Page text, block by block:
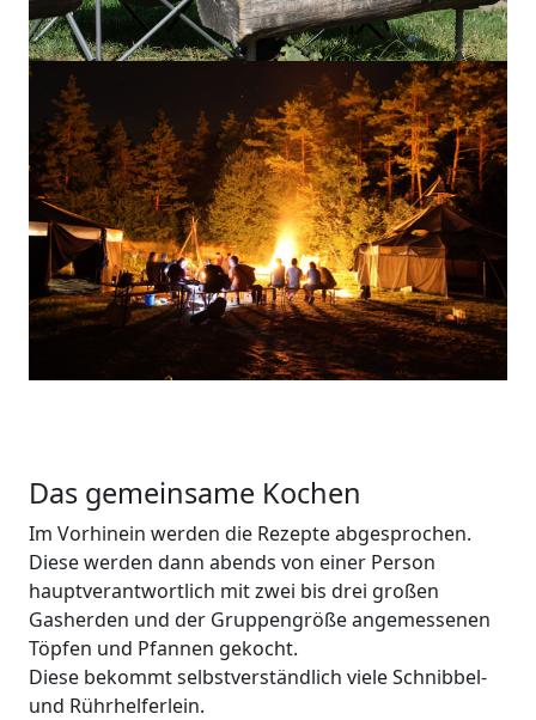
Das gemeinsame Kochen
Im Vorhinein werden die Rezepte abgesprochen.
Diese werden dann abends von einer Person
hauptverantwortlich mit zwei bis drei großen
Gasherden und der Gruppengröße angemessenen
Töpfen und Pfannen gekocht.
Diese bekommt selbstverständlich viele Schnibbel-
und Rührhelferlein.